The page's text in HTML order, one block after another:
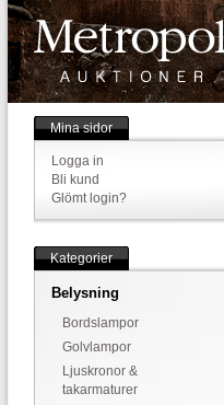
Mina sidor
Logga in
Bli kund
Glömt login?
Kategorier
Belysning
Bordslampor
Golvlampor
Ljuskronor &
takarmaturer